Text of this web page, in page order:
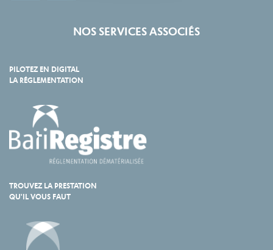
NOS SERVICES ASSOCIÉS
PILOTEZ EN DIGITAL
LA RÉGLEMENTATION
TROUVEZ LA PRESTATION
QU'IL VOUS FAUT